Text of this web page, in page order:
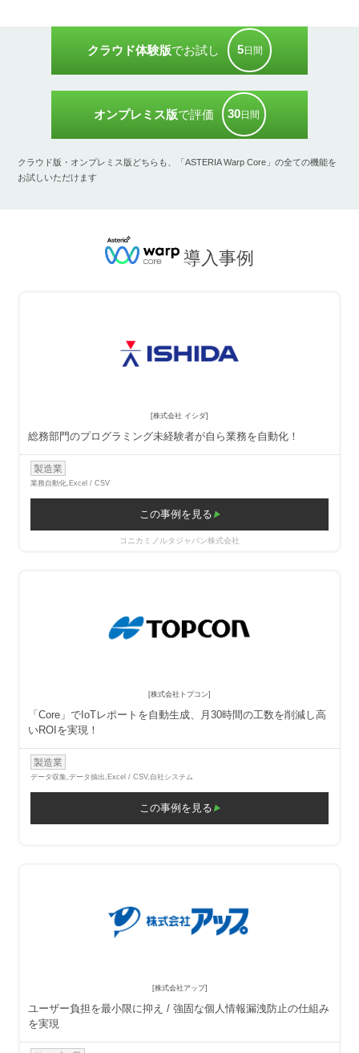
クラウド体験版でお試し 5日間
オンプレミス版で評価 30日間
クラウド版・オンプレミス版どちらも、「ASTERIA Warp Core」の全ての機能を
お試しいただけます
導入事例
[株式会社 イシダ]
総務部門のプログラミング未経験者が自ら業務を自動化！
製造業
業務自動化, Excel / CSV
この事例を見る
コニカミノルタジャパン株式会社
[株式会社トプコン]
「Core」でIoTレポートを自動生成、月30時間の工数を削減し高
いROIを実現！
製造業
データ収集,データ抽出, Excel / CSV,自社システム
この事例を見る
[株式会社アップ]
ユーザー負担を最小限に抑え
強固な個人情報漏洩防止の仕組み
を実現